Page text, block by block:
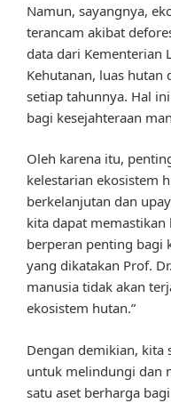
Namun, sayangnya,
terancam akibat
data dari Kementerian
Kehutanan, luas
setiap tahunnya. Hal
bagi kesejahteraan
Oleh karena itu,
kelestarian ekosistem
berkelanjutan dan
kita dapat
berperan penting bagi
yang dikatakan Prof.
manusia tidak akan
ekosistem hutan.”
Dengan demikian,
untuk melindungi dan
satu aset berharga